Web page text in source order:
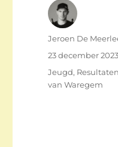
Auteur
Jeroen De
Gepubliceerd
23 december 2023
Categorieën
Jeugd,
van Waregem